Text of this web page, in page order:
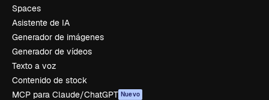
Spaces
Asistente de IA
Generador de imágenes
Generador de vídeos
Texto a voz
Contenido de stock
MCP para Claude/ChatGPT Nuevo